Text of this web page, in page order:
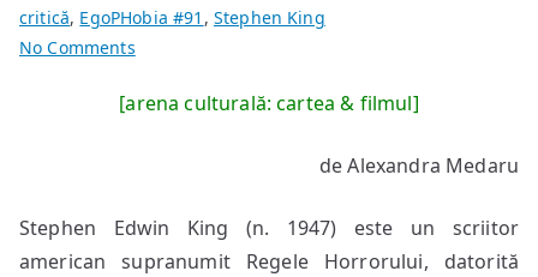
critică, EgoPHobia #91 , Stephen King
No Commentson
King
[arena culturală: cartea & filmul]
de Alexandra Medaru
Stephen Edwin King (n. 1947) este un scriitor
american supranumit Regele Horrorului, datorită